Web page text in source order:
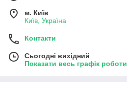
м. Київ
Київ, Україна
Контакти
Сьогодні вихідний
Показати весь графік роботи